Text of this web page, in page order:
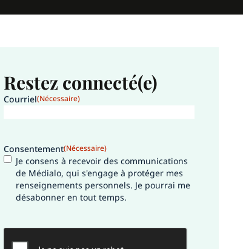
Restez connecté(e)
Courriel(Nécessaire)
Consentement(Nécessaire)
Je consens à recevoir des communications
de Médialo, qui s'engage à protéger mes
renseignements personnels. Je pourrai me
désabonner en tout temps.
CAPTCHA